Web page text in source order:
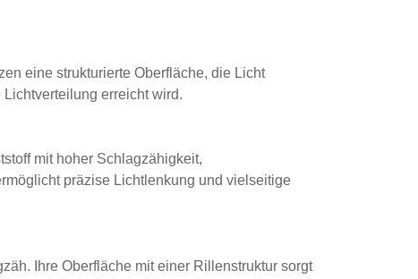
eine strukturierte Oberfläche, die Licht
erreicht wird.
mit hoher Schlagzähigkeit,
präzise Lichtlenkung und vielseitige
Ihre Oberfläche mit einer Rillenstruktur sorgt